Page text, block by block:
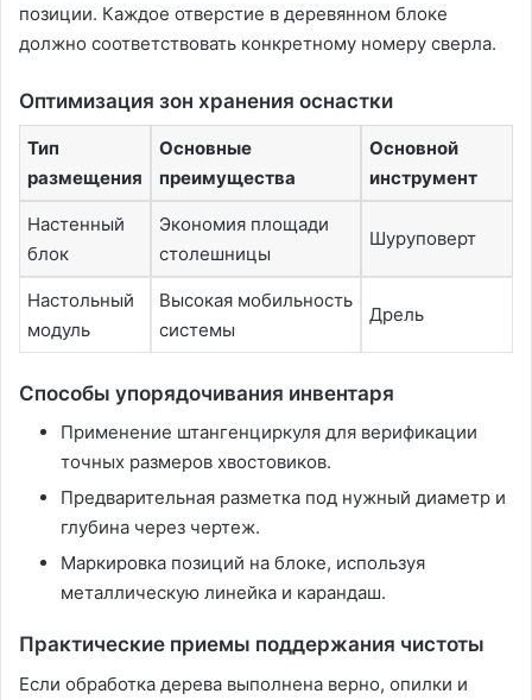
позиции. Каждое отверстие в деревянном блоке
должно соответствовать конкретному номеру сверла.
Оптимизация зон хранения оснастки
Тип
размещения
Основные
преимущества
Основной
инструмент
Настенный
блок
Экономия площади
столешницы
Шуруповерт
Настольный
модуль
Высокая мобильность
системы
Дрель
Способы упорядочивания инвентаря
Применение штангенциркуля для верификации
точных размеров хвостовиков.
Предварительная разметка под нужный диаметр и
глубина через чертеж.
Маркировка позиций на блоке, используя
металлическую линейка и карандаш.
Практические приемы поддержания чистоты
Если обработка дерева выполнена верно, опилки и